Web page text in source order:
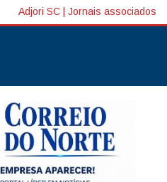
Adjori SC Jornais associados